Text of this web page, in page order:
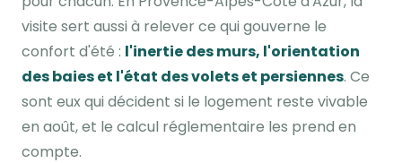
visite sert aussi à relever ce qui gouverne le
confort d'été : l'inertie des murs, l'orientation
des baies et l'état des volets et persiennes. Ce
sont eux qui décident si le logement reste vivable
en août, et le calcul réglementaire les prend en
compte.